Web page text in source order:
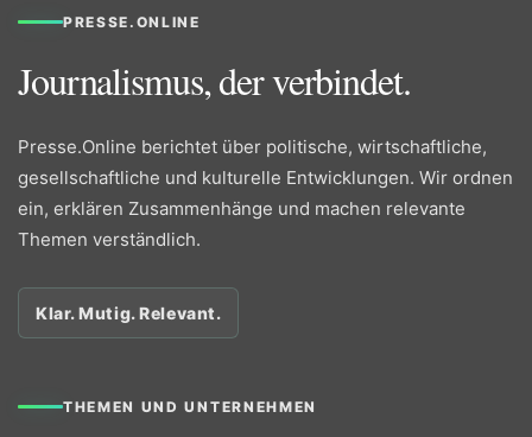
PRESSE.ONLINE
Journalismus, der verbindet.
Presse.Online berichtet über politische, wirtschaftliche,
gesellschaftliche und kulturelle Entwicklungen. Wir ordnen
ein, erklären Zusammenhänge und machen relevante
Themen verständlich.
Klar. Mutig. Relevant.
THEMEN UND UNTERNEHMEN